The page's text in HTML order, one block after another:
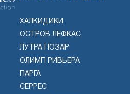
ХАЛКИДИКИ
ОСТРОВ ЛЕФКАС
ЛУТРА ПОЗАР
ОЛИМП РИВЬЕРА
ПАРГА
СЕРРЕС